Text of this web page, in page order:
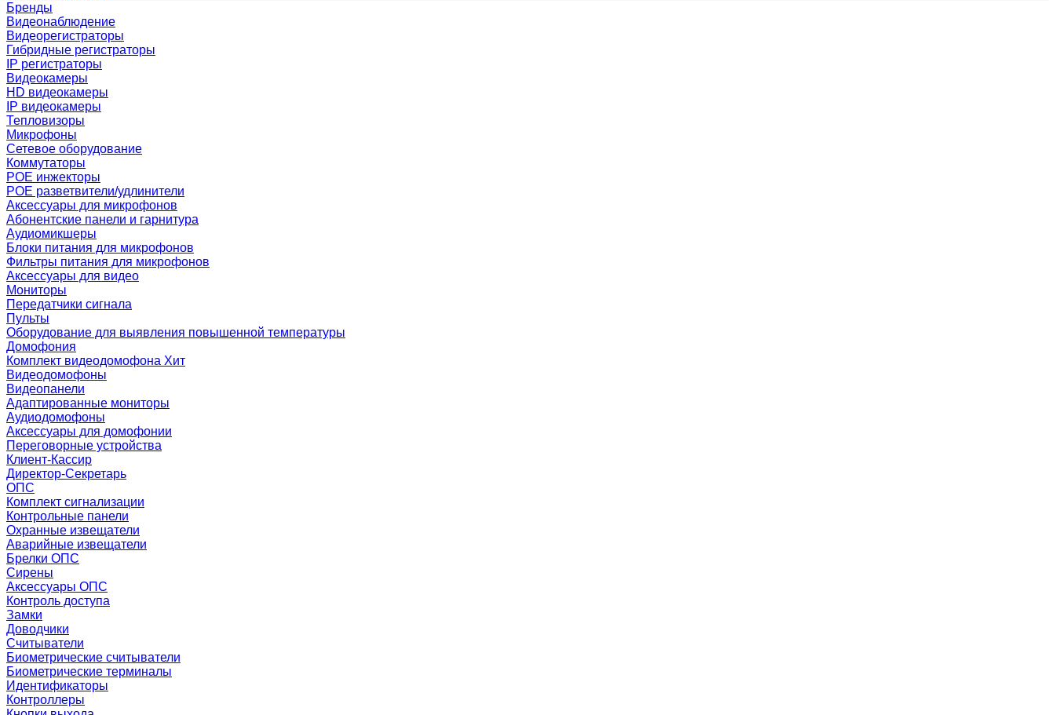
Бренды
Видеонаблюдение
Видеорегистраторы
Гибридные регистраторы
IP регистраторы
Видеокамеры
HD видеокамеры
IP видеокамеры
Тепловизоры
Микрофоны
Сетевое оборудование
Коммутаторы
POE инжекторы
POE разветвители/удлинители
Аксессуары для микрофонов
Абонентские панели и гарнитура
Аудиомикшеры
Блоки питания для микрофонов
Фильтры питания для микрофонов
Аксессуары для видео
Мониторы
Передатчики сигнала
Пульты
Оборудование для выявления повышенной температуры
Домофония
Комплект видеодомофона Хит
Видеодомофоны
Видеопанели
Адаптированные мониторы
Аудиодомофоны
Аксессуары для домофонии
Переговорные устройства
Клиент-Кассир
Директор-Секретарь
ОПС
Комплект сигнализации
Контрольные панели
Охранные извещатели
Аварийные извещатели
Брелки ОПС
Сирены
Аксессуары ОПС
Контроль доступа
Замки
Доводчики
Считыватели
Биометрические считыватели
Биометрические терминалы
Идентификаторы
Контроллеры